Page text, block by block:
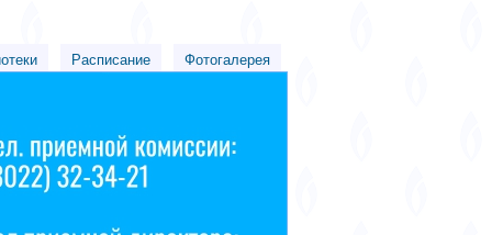
Расписание Фотогалерея